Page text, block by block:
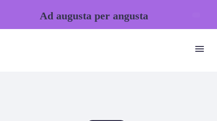
Ad augusta per angusta